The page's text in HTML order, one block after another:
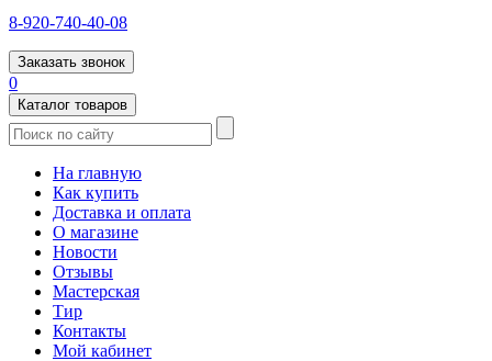
8-920-740-40-08
Заказать звонок
0
Каталог товаров
На главную
Как купить
Доставка и оплата
О магазине
Новости
Отзывы
Мастерская
Тир
Контакты
Мой кабинет